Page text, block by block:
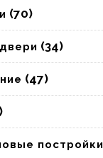
(70)
(34)
(47)
постройки